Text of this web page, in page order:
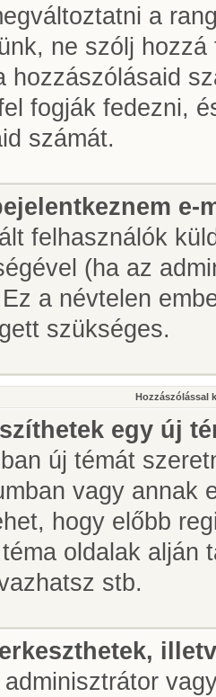
a
ne szólj
hozzászólásaid
fogják fedezni,
számát.
e-
felhasználók
(ha az
a névtelen
szükséges.
Hozzászólással
egy új
új témát
vagy annak
hogy előbb
oldalak alján
stb.